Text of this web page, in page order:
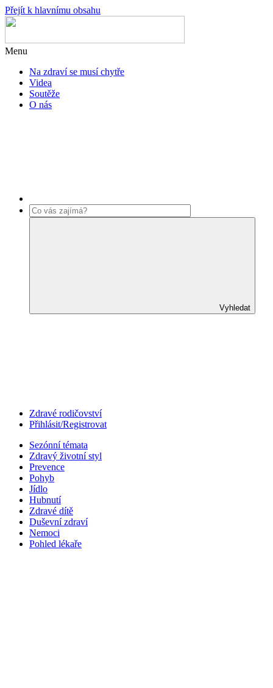
Přejít k hlavnímu obsahu
Menu
Na zdraví se musí chytře
Videa
Soutěže
O nás
Vyhledat
Zdravé rodičovství
Přihlásit/Registrovat
Sezónní témata
Zdravý životní styl
Prevence
Pohyb
Jídlo
Hubnutí
Zdravé dítě
Duševní zdraví
Nemoci
Pohled lékaře